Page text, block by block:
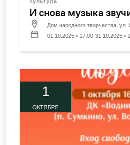
И снова музыка
Дом народного творчества, ул.
01.10.2025 • 17:00-31.10.2025 •
1
ОКТЯБРЯ